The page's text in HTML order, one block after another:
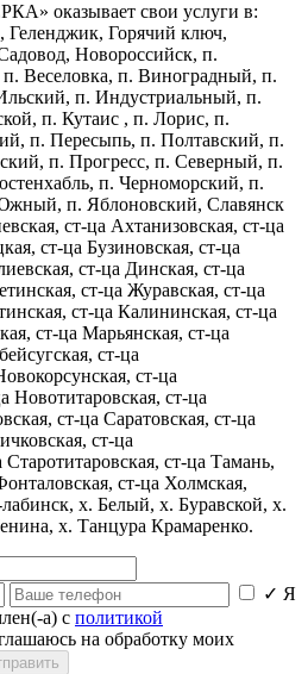
оказывает свои услуги в:
Горячий ключ,
Новороссийск, п.
Веселовка, п. Виноградный, п.
п. Индустриальный, п.
п. Кутаис , п. Лорис, п.
п. Пересыпь, п. Полтавский, п.
п. Прогресс, п. Северный, п.
п. Черноморский, п.
п. Яблоновский, Славянск
ст-ца Ахтанизовская, ст-ца
ст-ца Бузиновская, ст-ца
ст-ца Динская, ст-ца
ст-ца Журавская, ст-ца
ст-ца Калининская, ст-ца
ст-ца Марьянская, ст-ца
ст-ца
ст-ца
Новотитаровская, ст-ца
ст-ца Саратовская, ст-ца
ст-ца
ст-ца Тамань,
ст-ца Холмская,
х. Белый, х. Буравской, х.
х. Танцура Крамаренко.
✓ Я
а) с политикой
на обработку моих